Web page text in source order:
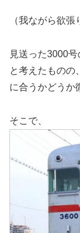
（我ながら欲張
見送った3000
と考えたものの
に合うかどうか
そこで、